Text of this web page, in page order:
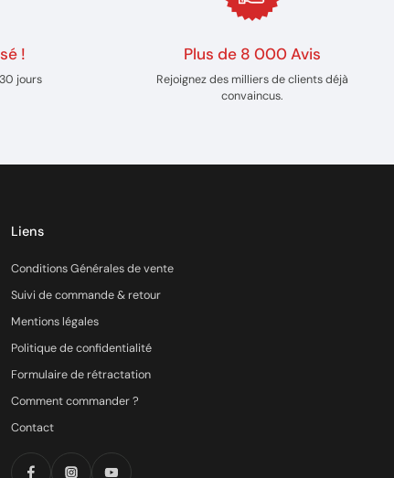
!
jours
Plus de 8 000 Avis
Rejoignez des milliers de clients déjà
convaincus.
Liens
Conditions Générales de vente
Suivi de commande & retour
Mentions légales
Politique de confidentialité
Formulaire de rétractation
Comment commander ?
Contact